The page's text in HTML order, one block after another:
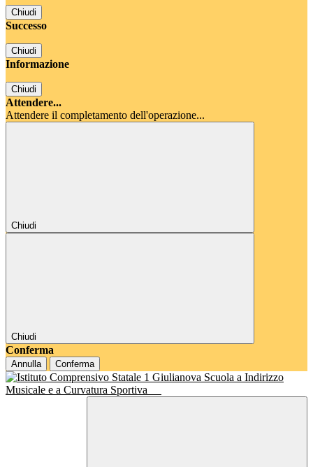
Chiudi
Successo
Chiudi
Informazione
Chiudi
Attendere...
Attendere il completamento dell'operazione...
Chiudi
Chiudi
Conferma
Annulla Conferma
Scuola a Indirizzo
Musicale e a Curvatura Sportiva